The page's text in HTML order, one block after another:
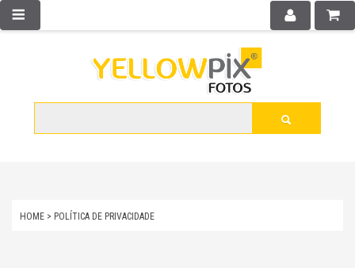
HOME > POLÍTICA DE PRIVACIDADE